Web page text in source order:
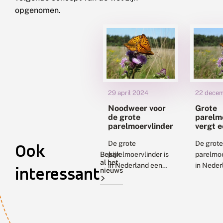
opgenomen.
Ook
interessant
Bekijk
al het
nieuws
29 april 2024
Noodweer voor
de grote
parelmoervlinder
De grote
parelmoervlinder is
in Nederland een
dagvlinder. Het is
22
Grote
vergt
De grote
in